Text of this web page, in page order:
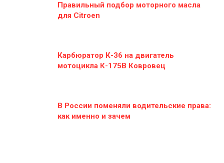
Правильный подбор моторного масла
для Citroen
Карбюратор К-36 на двигатель
мотоцикла К-175В Ковровец
В России поменяли водительские права:
как именно и зачем